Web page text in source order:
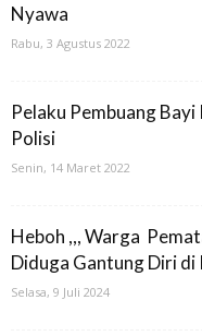
Nyawa
Rabu, 3 Agustus 2022
Pelaku Pembuang
Polisi
Senin, 14 Maret 2022
Heboh ,,, Warga
Diduga Gantung Diri di
Selasa, 9 Juli 2024